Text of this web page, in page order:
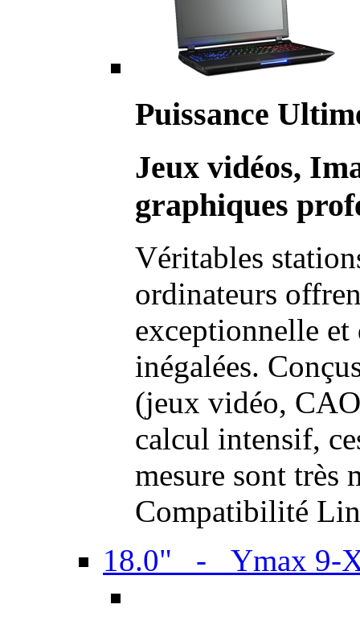
Puissance
Jeux vidéos,
graphiques
Véritables
ordinateurs
exceptionnelle et
inégalées.
(jeux vidéo,
calcul intensif,
mesure sont très
Compatibilité
18.0" - Ymax 9-